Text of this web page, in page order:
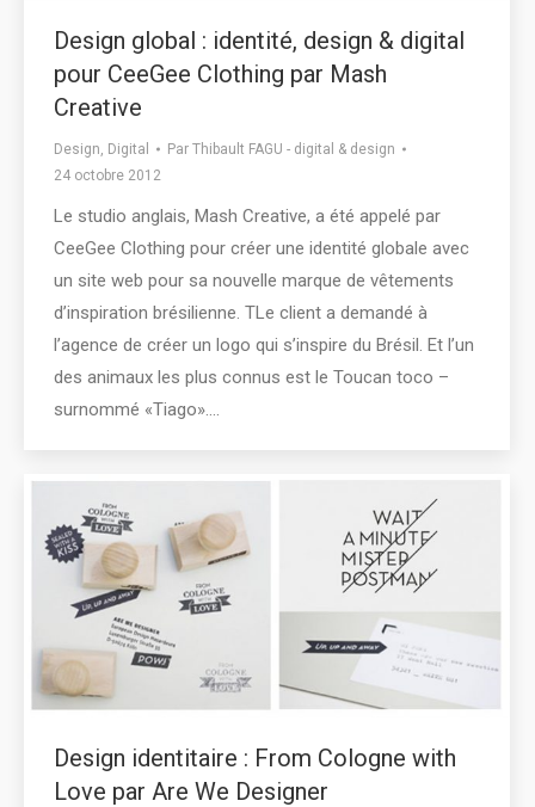
Design global : identité, design & digital
pour CeeGee Clothing par Mash
Creative
Design, Digital Par Thibault FAGU - digital & design
24 octobre 2012
Le studio anglais, Mash Creative, a été appelé par
CeeGee Clothing pour créer une identité globale avec
un site web pour sa nouvelle marque de vêtements
d’inspiration brésilienne. TLe client a demandé à
l’agence de créer un logo qui s’inspire du Brésil. Et l’un
des animaux les plus connus est le Toucan toco –
surnommé «Tiago».…
Design identitaire : From Cologne with
Love par Are We Designer